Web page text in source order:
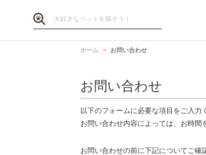
ホーム お問い合わせ
お問い合わせ
以下のフォームに必要な項目をご入力
お問い合わせ内容によっては、お時間
お問い合わせの前に下記についてご確